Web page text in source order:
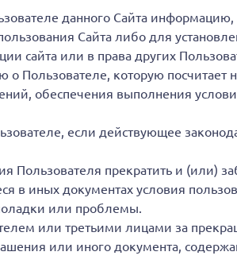
данного Сайта
Сайта либо для
сайта или в права других
Пользователе, которую
обеспечения выполнения
если действующее
прекратить и (или)
в иных документах условия
или проблемы.
или третьими лицами за
или иного документа,